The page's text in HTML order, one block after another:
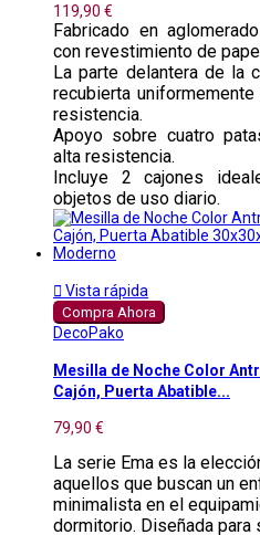
119,90 €
Fabricado en
con revestimiento de
La parte delantera de la
recubierta
resistencia.
Apoyo sobre cuatro
alta resistencia.
Incluye 2 cajones
objetos de uso diario.
 Vista rápida
Compra Ahora
DecoPako
Mesilla de Noche Color
Cajón, Puerta Abatible...
79,90 €
La serie Ema es la
aquellos que buscan un
minimalista en el
dormitorio. Diseñada